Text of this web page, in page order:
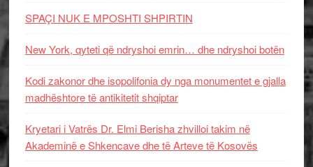
SPAÇI NUK E MPOSHTI SHPIRTIN
New York, qyteti që ndryshoi emrin… dhe ndryshoi botën
Kodi zakonor dhe isopolifonia dy nga monumentet e gjalla
madhështore të antikitetit shqiptar
Kryetari i Vatrës Dr. Elmi Berisha zhvilloi takim në
Akademinë e Shkencave dhe të Arteve të Kosovës